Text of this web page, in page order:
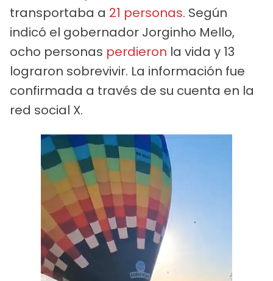
transportaba a 21 personas. Según
indicó el gobernador Jorginho Mello,
ocho personas perdieron la vida y 13
lograron sobrevivir. La información fue
confirmada a través de su cuenta en la
red social X.